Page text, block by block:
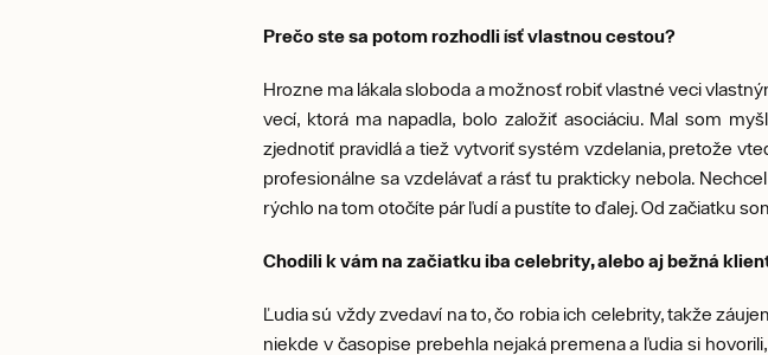
Prečo ste sa potom rozhodli ísť vlastnou cestou?
Hrozne ma lákala sloboda a možnosť robiť vlastné veci
vecí, ktorá ma napadla, bolo založiť asociáciu. Mal som
zjednotiť pravidlá a tiež vytvoriť systém vzdelania, pretože
profesionálne sa vzdelávať a rásť tu prakticky nebola.
rýchlo na tom otočíte pár ľudí a pustíte to ďalej. Od začiatku
Chodili k vám na začiatku iba celebrity, alebo aj bežná
Ľudia sú vždy zvedaví na to, čo robia ich celebrity, takže
niekde v časopise prebehla nejaká premena a ľudia si